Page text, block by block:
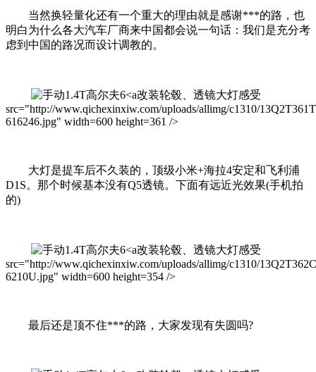
当然换轻量化还有一个重大的理由就是感谢***的路，也
明白为什么各大汽车厂商来中国都会说一句话：我们是充分考
虑到中国的路况而设计调教的。
改装轮毂、透镜大灯感受
src="http://www.qichexinxiw.com/uploads/allimg/c1310/
616246.jpg" width=600 height=361 />
大灯是提车后不久装的，顶级小米+海拉4安定和飞利浦
D1S。那个时候基本没有Q5透镜。下面有远近光效果(手机拍
的)
改装轮毂、透镜大灯感受
src="http://www.qichexinxiw.com/uploads/allimg/c1310/
6210U.jpg" width=600 height=354 />
最后还是顶不住***的路，大家发现有失圆吗?